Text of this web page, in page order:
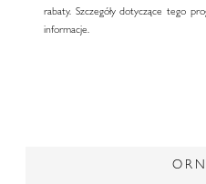
rabaty. Szczegóły dotyczące tego
informacje.